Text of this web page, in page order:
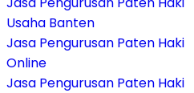
Usaha Banten
Jasa Pengurusan Paten Haki
Online
Jasa Pengurusan Paten Haki